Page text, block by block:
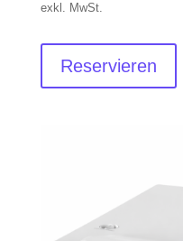
exkl. MwSt.
Reservieren